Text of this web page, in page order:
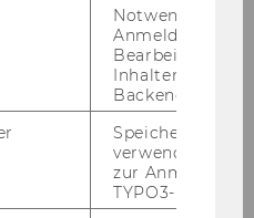
Creation from an AR
Sales Order
Notwendig für
Anmeldung und
Bearbeitung von
Inhalten im
Backend.
Speichert die
verwendete
zur Anmeldung
TYPO3-Backend.